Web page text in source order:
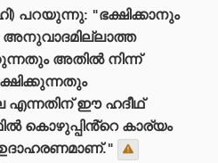
പറയുന്നു: "ഭക്ഷിക്കാനും
അതിൽ നിന്ന്
ഈ ഹദീഥ്
കൊഴുപ്പിൻ്റെ കാര്യം